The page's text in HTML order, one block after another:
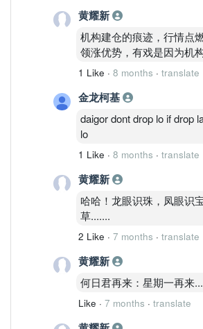
黄耀新
机构建仓的痕迹，行情点
领涨优势，有戏是因为机构
1 Like · 8 months · translate
金龙柯基
daigor dont drop lo if drop
lo
1 Like · 8 months · translate
黄耀新
哈哈！龙眼识珠，凤眼识
草.......
2 Like · 7 months · translate
黄耀新
何日君再来：星期一再来
Like · 7 months · translate